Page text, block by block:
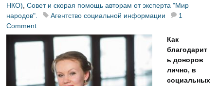
НКО),Совет и скорая помощь авторам от эксперта "Мир
народов".
Агентство социальной информации
1
Comment
Как
благодарит
ь доноров
лично, в
социальных